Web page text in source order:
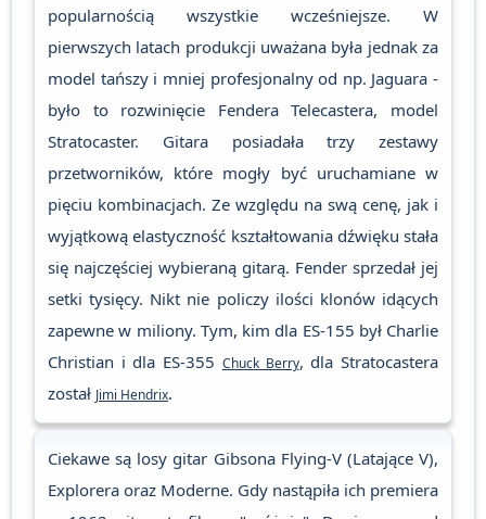
popularnością wszystkie wcześniejsze. W
pierwszych latach produkcji uważana była jednak za
model tańszy i mniej profesjonalny od np. Jaguara -
było to rozwinięcie Fendera Telecastera, model
Stratocaster. Gitara posiadała trzy zestawy
przetworników, które mogły być uruchamiane w
pięciu kombinacjach. Ze względu na swą cenę, jak i
wyjątkową elastyczność kształtowania dźwięku stała
się najczęściej wybieraną gitarą. Fender sprzedał jej
setki tysięcy. Nikt nie policzy ilości klonów idących
zapewne w miliony. Tym, kim dla ES-155 był Charlie
Christian i dla ES-355 Chuck Berry, dla Stratocastera
został Jimi Hendrix.
Ciekawe są losy gitar Gibsona Flying-V (Latające V),
Explorera oraz Moderne. Gdy nastąpiła ich premiera